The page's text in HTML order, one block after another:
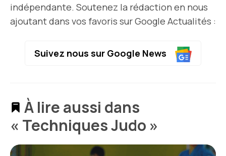
indépendante. Soutenez la rédaction en nous
ajoutant dans vos favoris sur Google Actualités :
Suivez nous sur Google News
À lire aussi dans
« Techniques Judo »